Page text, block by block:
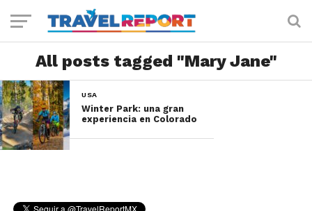
All posts tagged "Mary Jane"
USA
Winter Park: una gran
experiencia en Colorado